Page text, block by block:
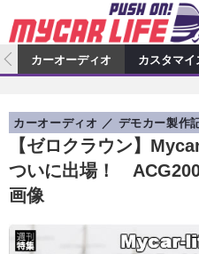
カーオーディオ
プロショップ検索
カーオーディオニュース
カスタマイズ特集記事
カスタマイズニュース
カーグッズ
カーグッズ特集記事
自動車
スクープ
カーオーディオ カスタマイ
【ゼロクラウン】
ついに出場！
画像
カーオーディオ デモカー製作